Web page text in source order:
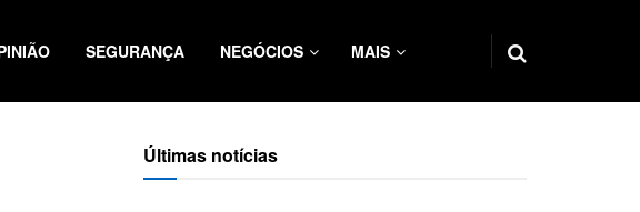
SEGURANÇA NEGÓCIOS MAIS
Últimas notícias